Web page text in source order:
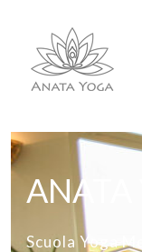
ANATA
Scuola Yoga